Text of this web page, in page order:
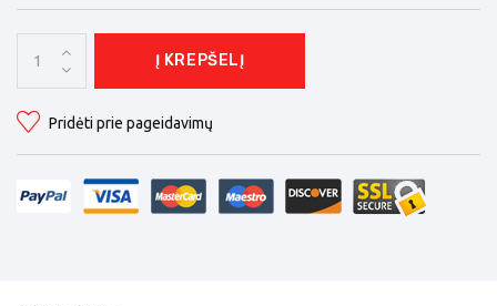
Į KREPŠELĮ
Pridėti prie pageidavimų